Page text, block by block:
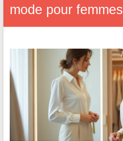
mode pour femmes